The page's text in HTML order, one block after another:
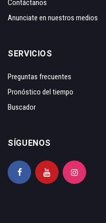
Contáctanos
Anunciate en nuestros medios
SERVICIOS
Preguntas frecuentes
Pronóstico del tiempo
Buscador
SÍGUENOS